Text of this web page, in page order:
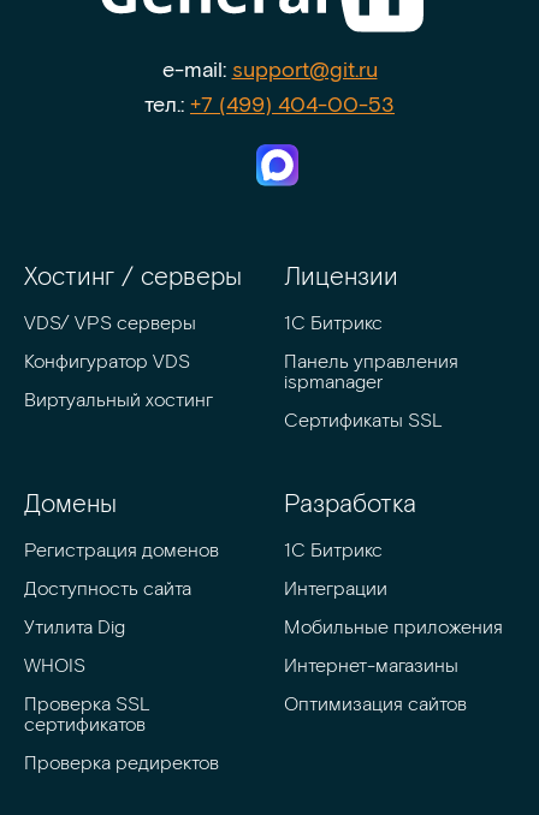
e-mail: support@git.ru
тел.: +7 (499) 404-00-53
Хостинг / серверы
VDS/ VPS серверы
Конфигуратор VDS
Виртуальный хостинг
Лицензии
1С Битрикс
Панель управления
ispmanager
Сертификаты SSL
Домены
Регистрация доменов
Доступность сайта
Утилита Dig
WHOIS
Проверка SSL
сертификатов
Проверка редиректов
Разработка
1C Битрикс
Интеграции
Мобильные приложения
Интернет-магазины
Оптимизация сайтов